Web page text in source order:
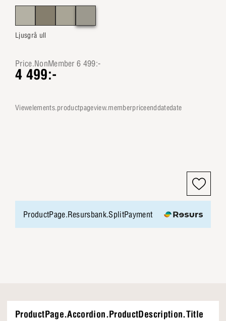
Ljusgrå ull
Price.NonMember 6 499:-
4 499:-
viewelements.productpageview.memberpriceenddatedate
ProductPage.Resursbank.SplitPayment
ProductPage.Accordion.ProductDescription.Title